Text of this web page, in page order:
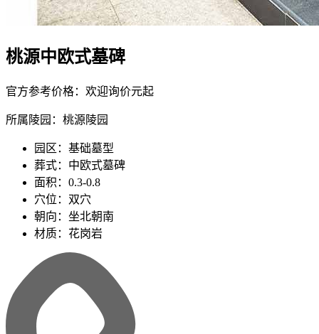
桃源中欧式墓碑
官方参考价格： 欢迎询价元起
所属陵园： 桃源陵园
园区：基础墓型
葬式：中欧式墓碑
面积：0.3-0.8
穴位：双穴
朝向：坐北朝南
材质：花岗岩